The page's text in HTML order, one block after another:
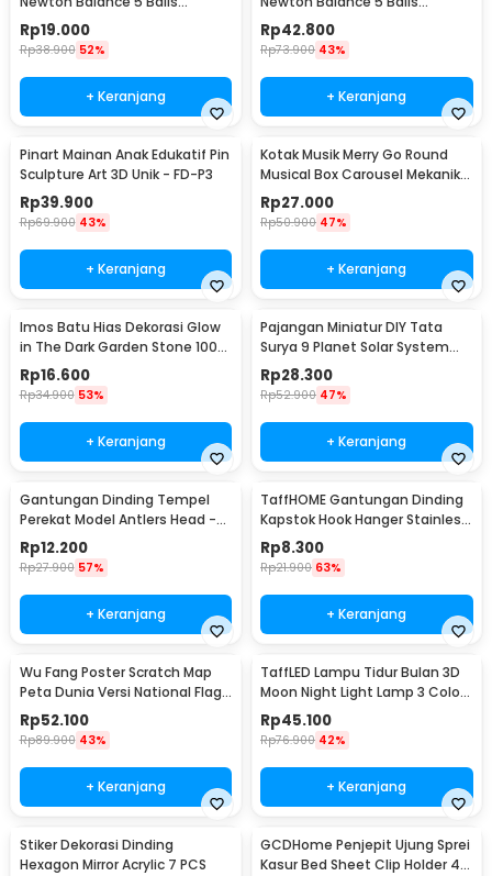
Stainless Steel Model T S -
LX013
Rp19.000
Rp38.900 52%
+ Keranjang
Stainless Steel Model T L -
LX013
Rp42.800
Rp73.900 43%
+ Keranjang
Pinart Mainan Anak Edukatif Pin
Sculpture Art 3D Unik - FD-P3
Rp39.900
Rp69.900 43%
+ Keranjang
Kotak Musik Merry Go Round
Musical Box Carousel Mekanikal
- HD-Y02
Rp27.000
Rp50.900 47%
+ Keranjang
Imos Batu Hias Dekorasi Glow
in The Dark Garden Stone 100
PCS - HC0043
Rp16.600
Rp34.900 53%
+ Keranjang
Pajangan Miniatur DIY Tata
Surya 9 Planet Solar System
Planetary - 2135
Rp28.300
Rp52.900 47%
+ Keranjang
Gantungan Dinding Tempel
Perekat Model Antlers Head -
MU03
Rp12.200
Rp27.900 57%
+ Keranjang
TaffHOME Gantungan Dinding
Kapstok Hook Hanger Stainless
Steel 201 - MT11
Rp8.300
Rp21.900 63%
+ Keranjang
Wu Fang Poster Scratch Map
Peta Dunia Versi National Flag
- ZJP-M018
Rp52.100
Rp89.900 43%
+ Keranjang
TaffLED Lampu Tidur Bulan 3D
Moon Night Light Lamp 3 Color
8cm 1W 5V - LD002701
Rp45.100
Rp76.900 42%
+ Keranjang
Stiker Dekorasi Dinding
Hexagon Mirror Acrylic 7 PCS
GCDHome Penjepit Ujung Sprei
Kasur Bed Sheet Clip Holder 4